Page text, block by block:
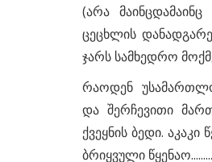
(არა
ცეცხლის
ჯარს სამხედრო
რაოდენ
და შერჩევითი
ქვეყნის ბედი.
ბრიყვული